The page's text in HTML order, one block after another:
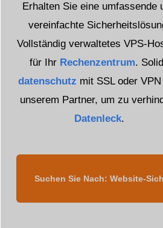
Erhalten Sie eine umfassende
vereinfachte
Vollständig verwaltetes VPS-
für Ihr Rechenzentrum.
datenschutz mit SSL oder
unserem Partner, um zu
Datenleck.
Suchen Sie Nach: Website-